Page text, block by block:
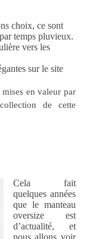
choix, ce sont
temps pluvieux.
vers les
sur le site
en valeur par
de cette
Cela fait
quelques années
que le manteau
oversize est
d’actualité, et
nous allons voir